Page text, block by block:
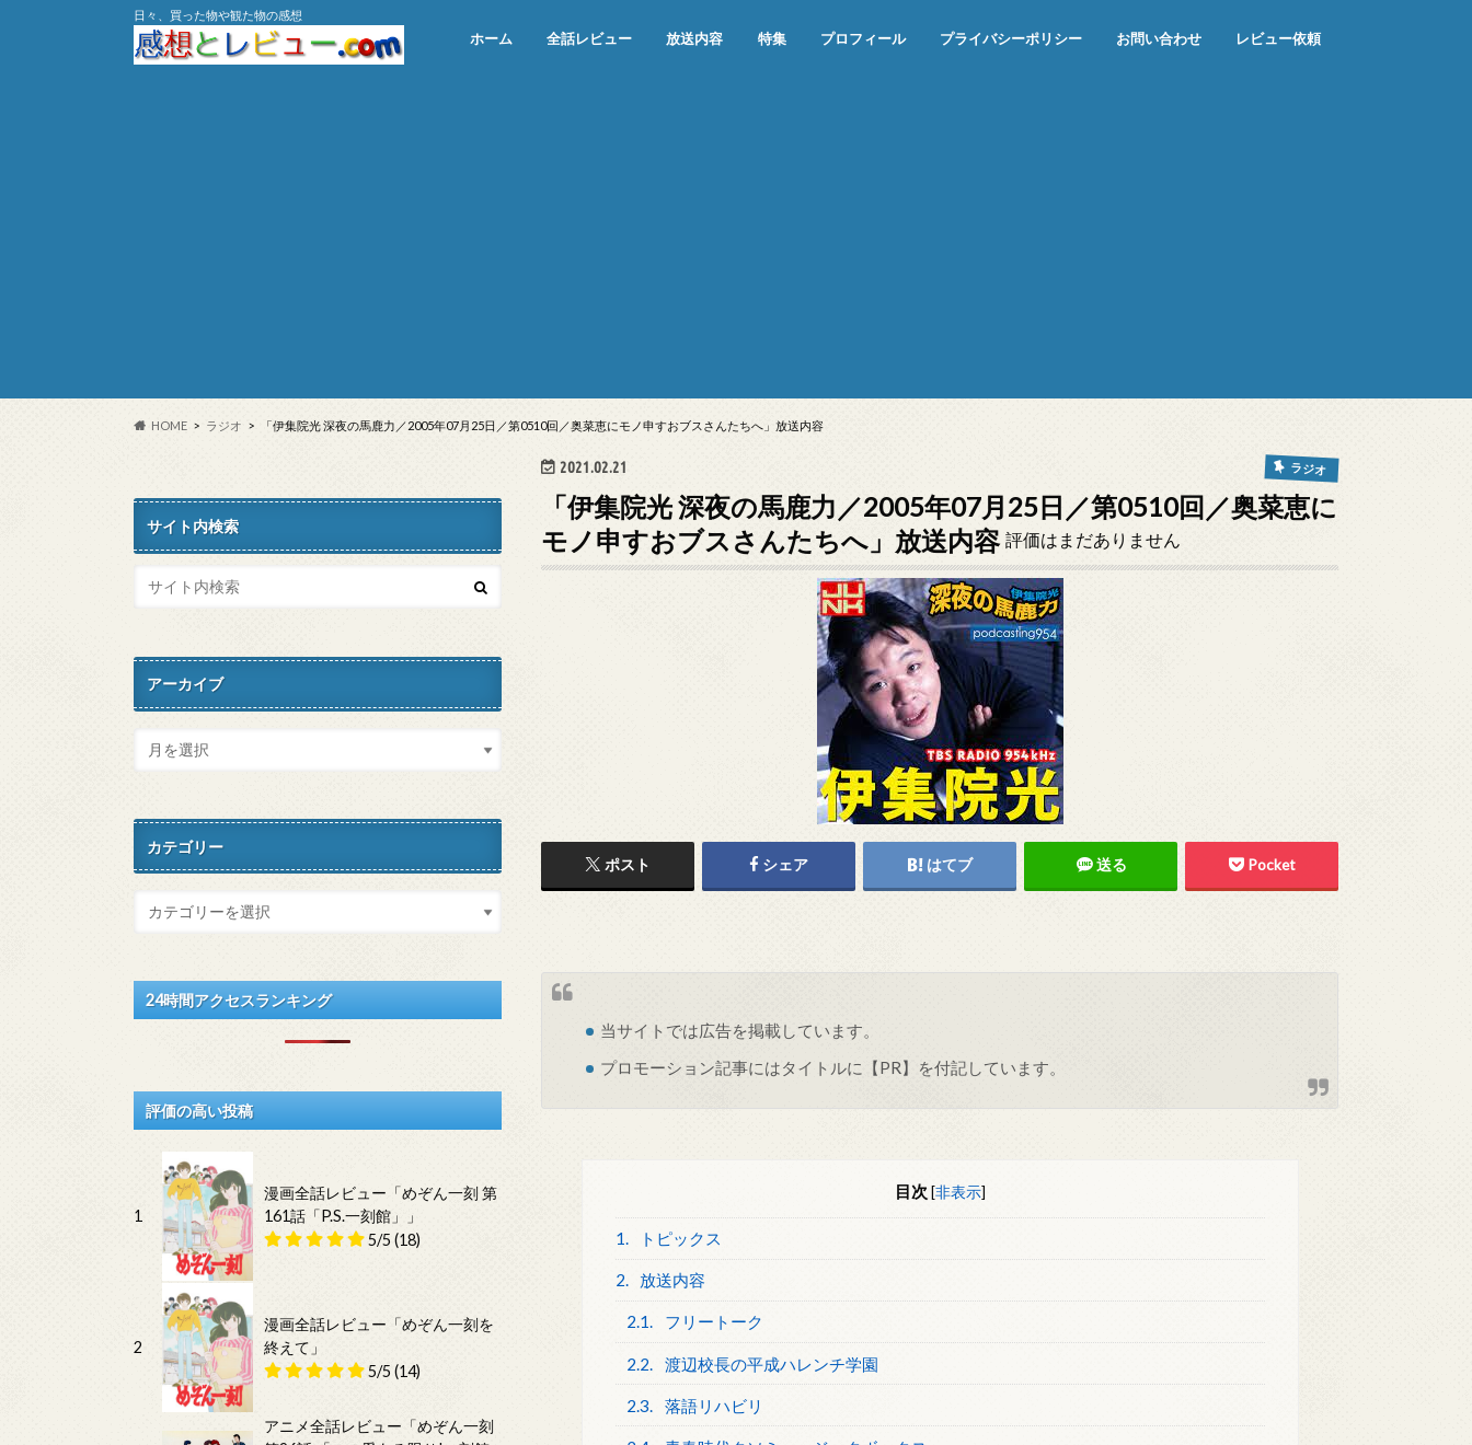
日々、買った物や観た物の感想
ホーム 全話レビュー 放送内容 特集 プロフィール プライバシーポリシー お問い合わせ レビュー依頼
HOME ラジオ 「伊集院光 深夜の馬鹿力／2005年07月25日／第0510回／奥菜恵にモノ申すおブスさんたちへ」放送内容
2021.02.21 ラジオ
「伊集院光 深夜の馬鹿力／2005年07月25日／第0510回／奥菜恵に
モノ申すおブスさんたちへ」放送内容 評価はまだありません
ポスト シェア はてブ 送る Pocket
当サイトでは広告を掲載しています。
プロモーション記事にはタイトルに【PR】を付記しています。
目次 [非表示]
1. トピックス
2. 放送内容
2.1. フリートーク
2.2. 渡辺校長の平成ハレンチ学園
2.3. 落語リハビリ
サイト内検索
アーカイブ
カテゴリー
24時間アクセスランキング
評価の高い投稿
1
漫画全話レビュー「めぞん一刻 第
161話「P.S.一刻館」」
5/5 (18)
2
漫画全話レビュー「めぞん一刻を
終えて」
5/5 (14)
アニメ全話レビュー「めぞん一刻